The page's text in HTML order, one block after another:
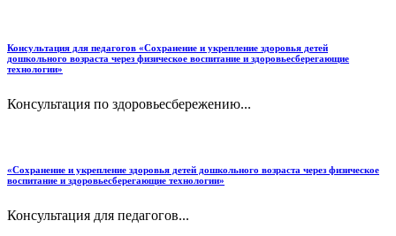
Консультация для педагогов «Сохранение и укрепление здоровья детей
дошкольного возраста через физическое воспитание и здоровьесберегающие
технологии»
Консультация по здоровьесбережению...
«Сохранение и укрепление здоровья детей дошкольного возраста через физическое
воспитание и здоровьесберегающие технологии»
Консультация для педагогов...